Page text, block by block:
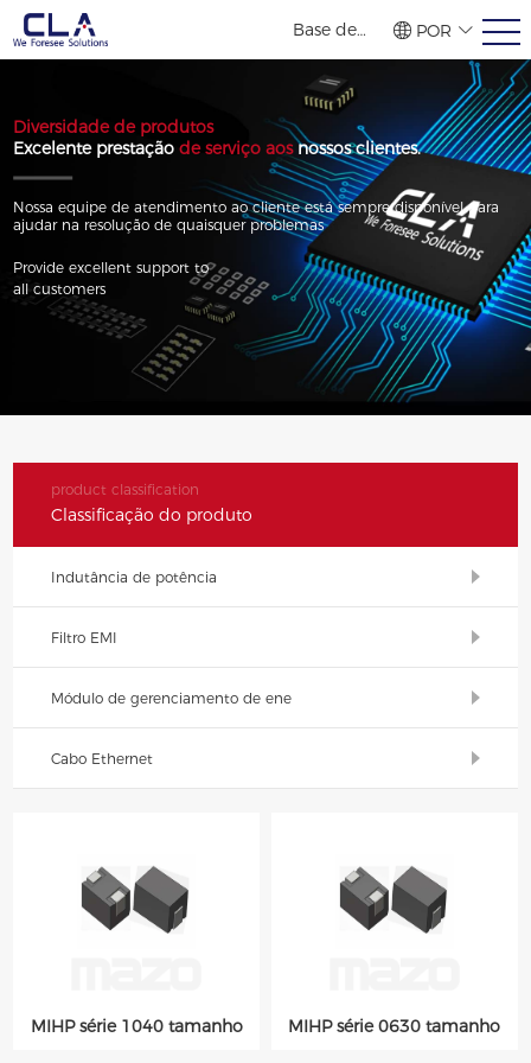
Base de
POR
繁體
简体
ENG
Diversidade de produtos
Excelente prestaçãode serviço aosnossos clientes.
Nossa equipe de atendimento ao cliente está sempre disponível para
ajudar na resolução de quaisquer problemas
Provide excellent support to
all customers
product classification
Classificação do produto
Indutância de potência
Filtro EMI
Módulo de gerenciamento de ene
Cabo Ethernet
MIHP série 1040 tamanho MIHP série 0630 tamanho